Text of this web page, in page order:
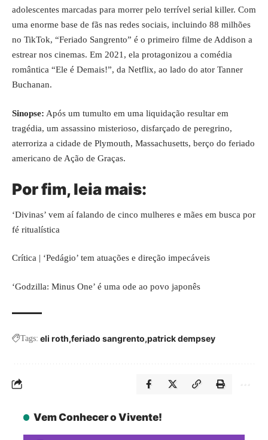
adolescentes marcadas para morrer pelo terrível serial killer. Com
uma enorme base de fãs nas redes sociais, incluindo 88 milhões
no TikTok, “Feriado Sangrento” é o primeiro filme de Addison a
estrear nos cinemas. Em 2021, ela protagonizou a comédia
romântica “Ele é Demais!”, da Netflix, ao lado do ator Tanner
Buchanan.
Sinopse: Após um tumulto em uma liquidação resultar em
tragédia, um assassino misterioso, disfarçado de peregrino,
aterroriza a cidade de Plymouth, Massachusetts, berço do feriado
americano de Ação de Graças.
Por fim, leia mais:
‘Divinas’ vem aí falando de cinco mulheres e mães em busca por
fé ritualística
Crítica | ‘Pedágio’ tem atuações e direção impecáveis
‘Godzilla: Minus One’ é uma ode ao povo japonês
Tags: eli roth feriado sangrento patrick dempsey
Vem Conhecer o Vivente!